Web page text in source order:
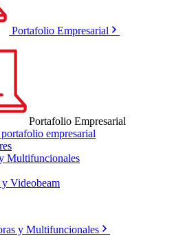
Portafolio Empresarial
Portafolio Empresarial
empresarial
Multifuncionales
y Videobeam
y Multifuncionales